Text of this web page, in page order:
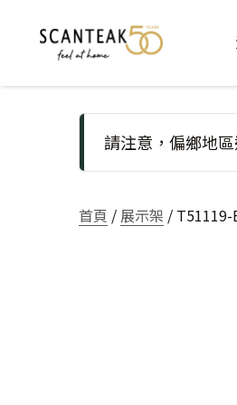
請注意，偏鄉地
首頁 / 展示架 / T51119-